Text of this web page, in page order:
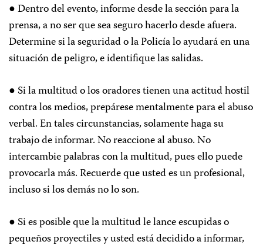
● Dentro del evento, informe desde la sección para la
prensa, a no ser que sea seguro hacerlo desde afuera.
Determine si la seguridad o la Policía lo ayudará en una
situación de peligro, e identifique las salidas.
● Si la multitud o los oradores tienen una actitud hostil
contra los medios, prepárese mentalmente para el abuso
verbal. En tales circunstancias, solamente haga su
trabajo de informar. No reaccione al abuso. No
intercambie palabras con la multitud, pues ello puede
provocarla más. Recuerde que usted es un profesional,
incluso si los demás no lo son.
● Si es posible que la multitud le lance escupidas o
pequeños proyectiles y usted está decidido a informar,